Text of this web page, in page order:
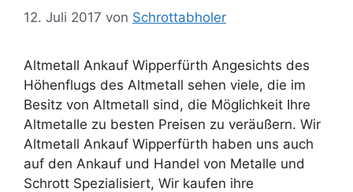
12. Juli 2017 von Schrottabholer
Altmetall Ankauf Wipperfürth Angesichts des
Höhenflugs des Altmetall sehen viele, die im
Besitz von Altmetall sind, die Möglichkeit Ihre
Altmetalle zu besten Preisen zu veräußern. Wir
Altmetall Ankauf Wipperfürth haben uns auch
auf den Ankauf und Handel von Metalle und
Schrott Spezialisiert, Wir kaufen ihre